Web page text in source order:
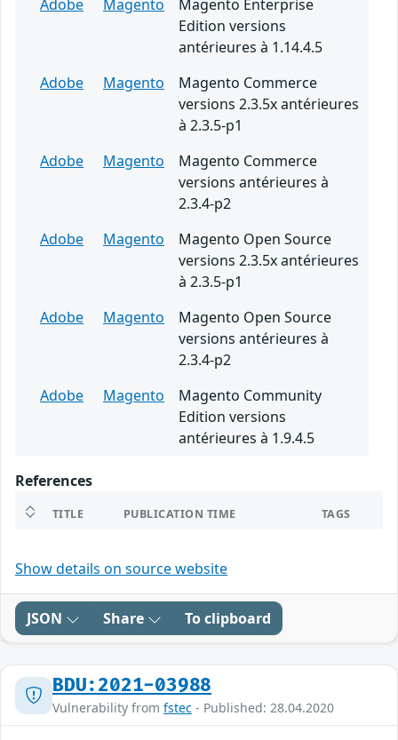
Adobe Magento
Magento Enterprise
Edition versions
antérieures à 1.14.4.5
Adobe
Magento
Magento Commerce
versions 2.3.5x antérieures
à 2.3.5-p1
Adobe
Magento
Magento Commerce
versions antérieures à
2.3.4-p2
Adobe
Magento
Magento Open Source
versions 2.3.5x antérieures
à 2.3.5-p1
Adobe
Magento
Magento Open Source
versions antérieures à
2.3.4-p2
Adobe
Magento
Magento Community
Edition versions
antérieures à 1.9.4.5
References
TITLE PUBLICATION TIME TAGS
Show details on source website
JSON Share To clipboard
BDU:2021-03988
Vulnerability from fstec - Published: 28.04.2020